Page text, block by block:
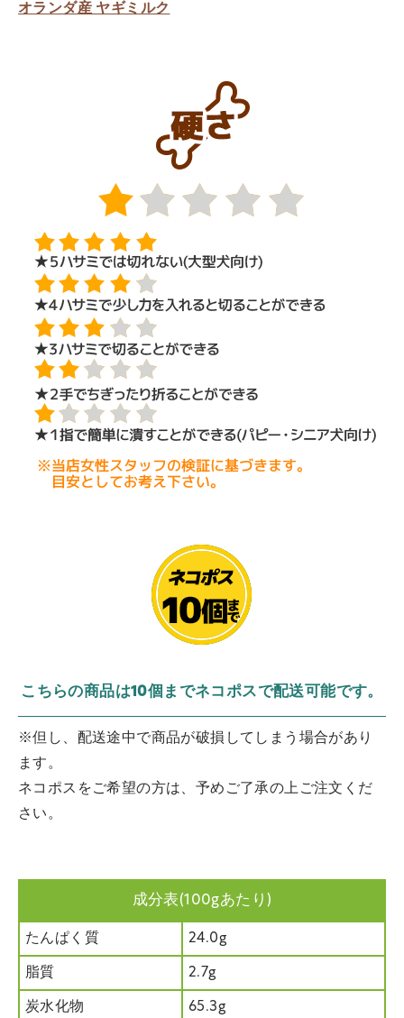
オランダ産 ヤギミルク
こちらの商品は10個までネコポスで配送可能です。
※但し、配送途中で商品が破損してしまう場合があり
ます。
ネコポスをご希望の方は、予めご了承の上ご注文くだ
さい。
成分表(100gあたり)
たんぱく質 24.0g
脂質 2.7g
炭水化物 65.3g